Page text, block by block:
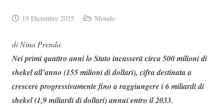
19 Dicembre 2025 Mondo
di Nina Prenda
Nei primi quattro anni lo Stato incasserà circa 500 milioni di
shekel all’anno (155 milioni di dollari), cifra destinata a
crescere progressivamente fino a raggiungere i 6 miliardi di
shekel (1,9 miliardi di dollari) annui entro il 2033.